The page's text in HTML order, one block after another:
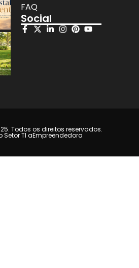
FAQ
Social
Todos os direitos reservados.
Setor TI aEmpreendedora